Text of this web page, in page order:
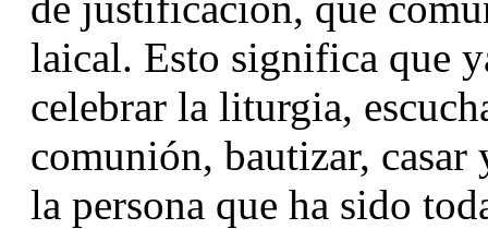
laical. Esto significa que
celebrar la liturgia,
comunión, bautizar, casar
la persona que ha sido